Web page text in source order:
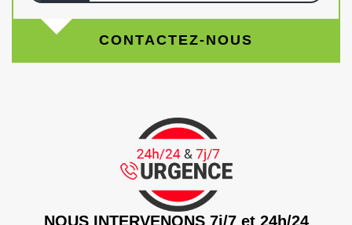
CONTACTEZ-NOUS
NOUS INTERVENONS 7j/7 et 24h/24